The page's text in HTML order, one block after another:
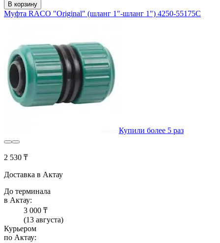
В корзину
Муфта RACO "Original" (шланг 1"-шланг 1") 4250-55175C
Купили более 5 раз
2 530 ₸
Доставка в Актау
До терминала
в Актау:
3 000 ₸
(13 августа)
Курьером
по Актау: